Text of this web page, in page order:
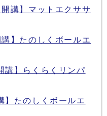
講】マットエクササ
】たのしくボールエ
講】らくらくリンパ
】たのしくボールエ